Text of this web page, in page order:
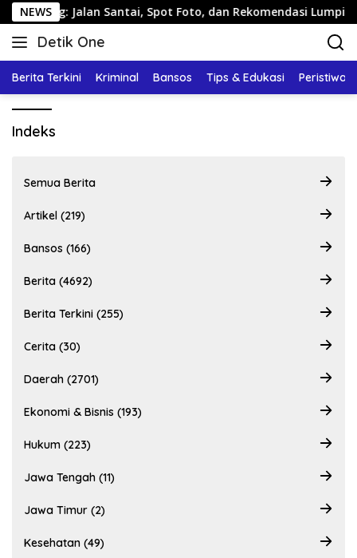
Langsung
ke
konten
NEWSJalan Santai, Spot Foto, dan Rekomendasi Lumpia
Detik One
Tajam
Fakta
Berita Terkini Kriminal Bansos Tips & Edukasi Peristiwa
Indeks
Semua Berita
Artikel (219)
Bansos (166)
Berita (4692)
Berita Terkini (255)
Cerita (30)
Daerah (2701)
Ekonomi & Bisnis (193)
Hukum (223)
Jawa Tengah (11)
Jawa Timur (2)
Kesehatan (49)